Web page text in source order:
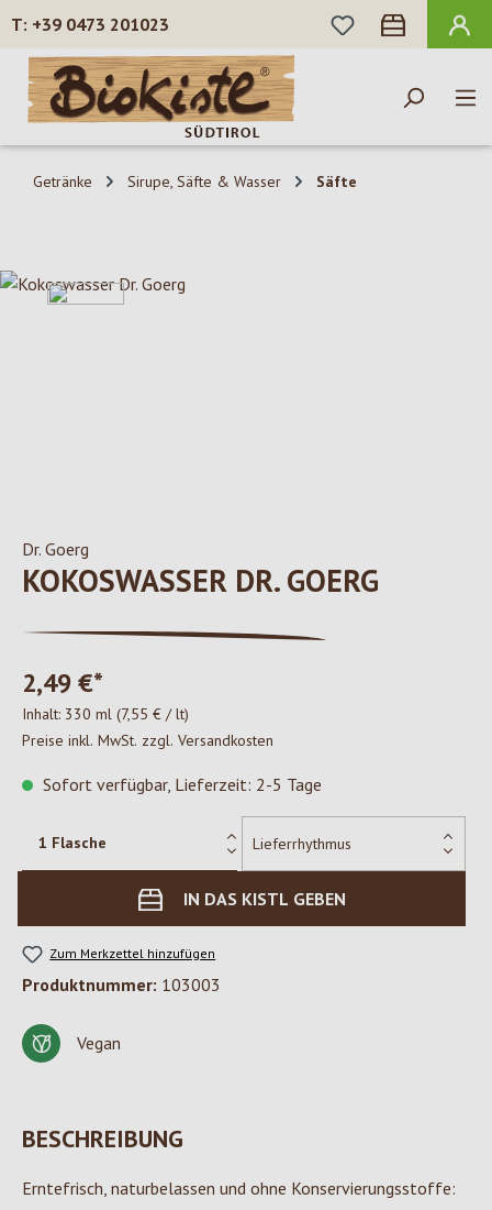
Zum Hauptinhalt springen
+39 0473 201023
DU HAST 0
Getränke Sirupe, Säfte & Wasser Säfte
Bildergalerie überspringen
Dr. Goerg
KOKOSWASSER DR. GOERG
2,49 €*
Inhalt: 330 ml (7,55 € / lt)
Preise inkl. MwSt. zzgl. Versandkosten
Sofort verfügbar, Lieferzeit: 2-5 Tage
IN DAS KISTL GEBEN
Zum Merkzettel hinzufügen
Produktnummer: 103003
Vegan
BESCHREIBUNG
Erntefrisch, naturbelassen und ohne Konservierungsstoffe: